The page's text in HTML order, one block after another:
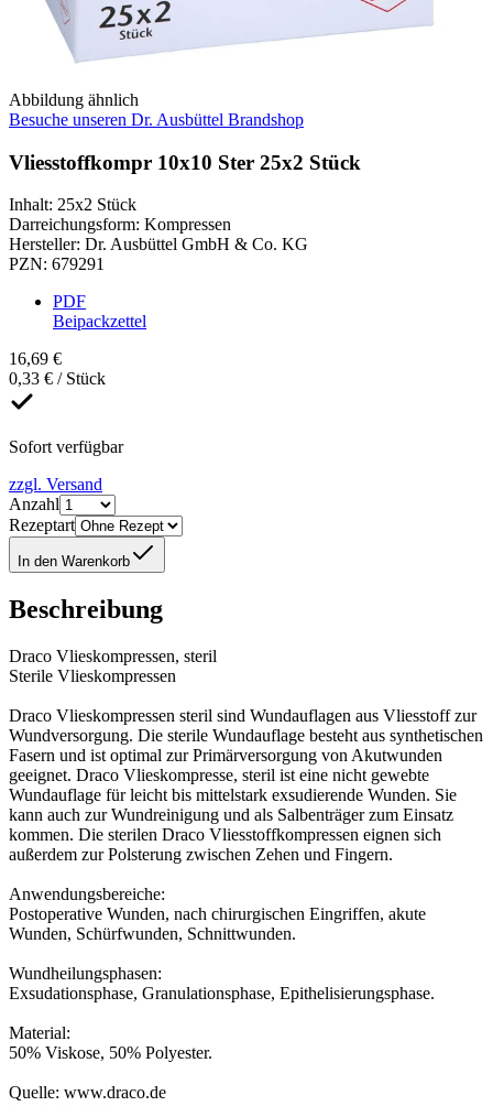
Abbildung ähnlich
Besuche unseren Dr. Ausbüttel Brandshop
Vliesstoffkompr 10x10 Ster 25x2 Stück
Inhalt: 25x2 Stück
Darreichungsform: Kompressen
Hersteller: Dr. Ausbüttel GmbH & Co. KG
PZN: 679291
PDF
Beipackzettel
16,69 €
0,33 € / Stück
Sofort verfügbar
zzgl. Versand
Anzahl
Rezeptart
In den Warenkorb
Beschreibung
Draco Vlieskompressen, steril
Sterile Vlieskompressen
Draco Vlieskompressen steril sind Wundauflagen aus Vliesstoff zur
Wundversorgung. Die sterile Wundauflage besteht aus synthetischen
Fasern und ist optimal zur Primärversorgung von Akutwunden
geeignet. Draco Vlieskompresse, steril ist eine nicht gewebte
Wundauflage für leicht bis mittelstark exsudierende Wunden. Sie
kann auch zur Wundreinigung und als Salbenträger zum Einsatz
kommen. Die sterilen Draco Vliesstoffkompressen eignen sich
außerdem zur Polsterung zwischen Zehen und Fingern.
Anwendungsbereiche:
Postoperative Wunden, nach chirurgischen Eingriffen, akute
Wunden, Schürfwunden, Schnittwunden.
Wundheilungsphasen:
Exsudationsphase, Granulationsphase, Epithelisierungsphase.
Material:
50% Viskose, 50% Polyester.
Quelle: www.draco.de